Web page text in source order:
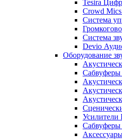
Tesira
Crowd
Система
Система
Devio
Оборудование
Сабвуферы
Усилители
Сабвуферы